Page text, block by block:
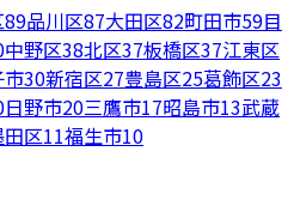
89品川区87大田区82町田市59目
中野区38北区37板橋区37江東区
市30新宿区27豊島区25葛飾区23
日野市20三鷹市17昭島市13武蔵
田区11福生市10